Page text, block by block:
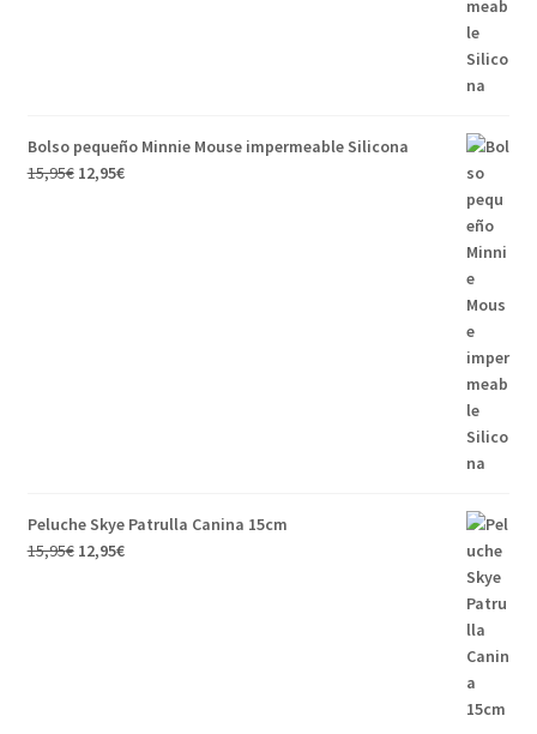
Bolso pequeño Minnie Mouse impermeable Silicona
15,95€ 12,95€
Peluche Skye Patrulla Canina 15cm
15,95€ 12,95€